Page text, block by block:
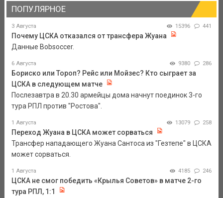
ПОПУЛЯРНОЕ
3 Августа 15396 441
Почему ЦСКА отказался от трансфера Жуана
Данные Bobsoccer.
6 Августа 9380 286
Бориско или Тороп? Рейс или Мойзес? Кто сыграет за
ЦСКА в следующем матче
Послезавтра в 20.30 армейцы дома начнут поединок 3-го
тура РПЛ против "Ростова".
1 Августа 13079 258
Переход Жуана в ЦСКА может сорваться
Трансфер нападающего Жуана Сантоса из "Гезтепе" в ЦСКА
может сорваться.
1 Августа 4185 246
ЦСКА не смог победить «Крылья Советов» в матче 2-го
тура РПЛ, 1:1